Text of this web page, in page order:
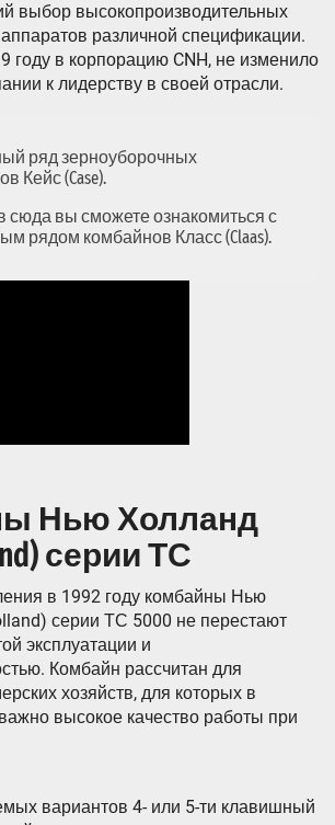
выбор высокопроизводительных
различной спецификации.
году в корпорацию CNH, не изменило
к лидерству в своей отрасли.
ряд зерноуборочных
Кейс (Case).
сюда вы сможете ознакомиться с
рядом комбайнов Класс (Claas).
Нью Холланд
серии ТС
в 1992 году комбайны Нью
серии ТС 5000 не перестают
эксплуатации и
Комбайн рассчитан для
хозяйств, для которых в
высокое качество работы при
вариантов 4- или 5-ти клавишный